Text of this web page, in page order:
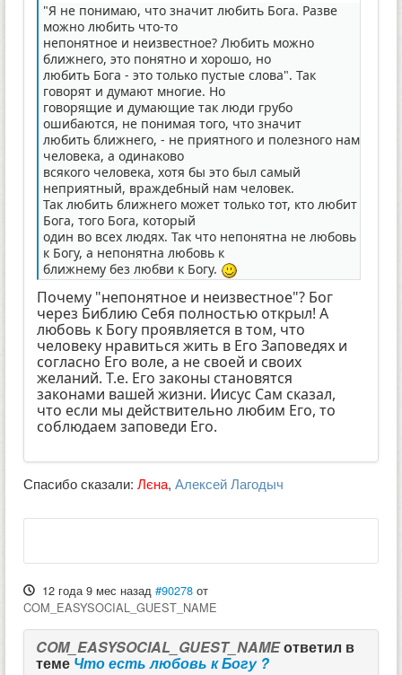
"Я не понимаю, что значит любить Бога. Разве
можно любить что-то
непонятное и неизвестное? Любить можно
ближнего, это понятно и хорошо, но
любить Бога - это только пустые слова". Так
говорят и думают многие. Но
говорящие и думающие так люди грубо
ошибаются, не понимая того, что значит
любить ближнего, - не приятного и полезного нам
человека, а одинаково
всякого человека, хотя бы это был самый
неприятный, враждебный нам человек.
Так любить ближнего может только тот, кто любит
Бога, того Бога, который
один во всех людях. Так что непонятна не любовь
к Богу, а непонятна любовь к
ближнему без любви к Богу.
Почему "непонятное и неизвестное"? Бог
через Библию Себя полностью открыл! А
любовь к Богу проявляется в том, что
человеку нравиться жить в Его Заповедях и
согласно Его воле, а не своей и своих
желаний. Т.е. Его законы становятся
законами вашей жизни. Иисус Сам сказал,
что если мы действительно любим Его, то
соблюдаем заповеди Его.
Спасибо сказали: Лєна, Алексей Лагодыч
12 года 9 мес назад #90278 от
COM_EASYSOCIAL_GUEST_NAME
COM_EASYSOCIAL_GUEST_NAMEответил в
теме Что есть любовь к Богу ?